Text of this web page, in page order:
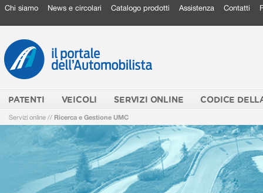
Chi siamo News e circolari Catalogo prodotti Assistenza Contatti
PATENTI VEICOLI SERVIZI ONLINE CODICE
Servizi online // Ricerca e Gestione UMC